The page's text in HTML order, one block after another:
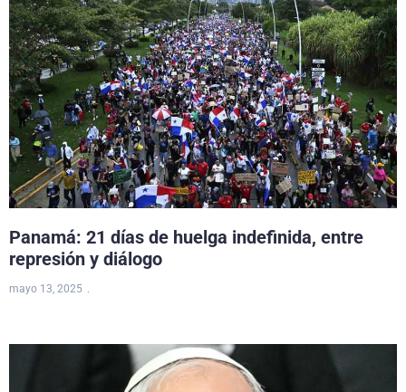
Panamá: 21 días de huelga indefinida, entre
represión y diálogo
mayo 13, 2025